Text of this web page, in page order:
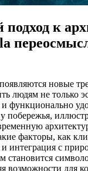
к
новые
людям не только
функционально
побережья,
факторы, как
интеграция с
становится
возможности для